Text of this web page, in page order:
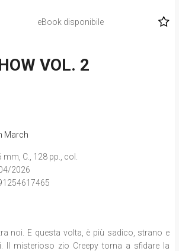
eBook disponibile
VOL. 2
March
mm, C., 128 pp., col.
2026
noi. E questa volta, è più sadico, strano e
Il misterioso zio Creepy torna a sfidare la